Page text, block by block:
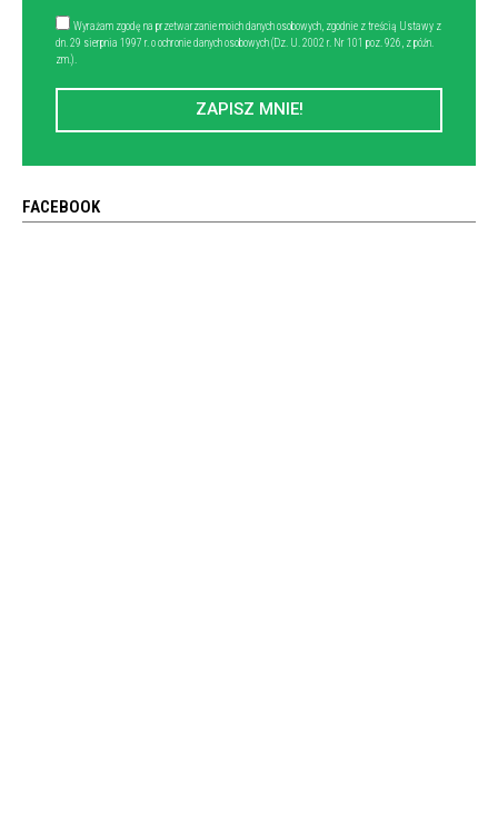
Wyrażam zgodę na przetwarzanie moich danych osobowych, zgodnie z treścią Ustawy z
dn. 29 sierpnia 1997 r. o ochronie danych osobowych (Dz. U. 2002 r. Nr 101 poz. 926, z późn.
zm.).
ZAPISZ MNIE!
FACEBOOK